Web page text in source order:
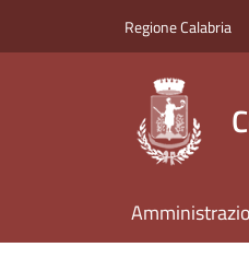
Regione Calabria